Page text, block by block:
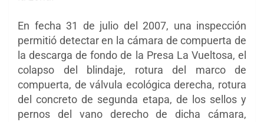
En fecha 31 de julio del 2007, una inspección
permitió detectar en la cámara de compuerta de
la descarga de fondo de la Presa La Vueltosa, el
colapso del blindaje, rotura del marco de
compuerta, de válvula ecológica derecha, rotura
del concreto de segunda etapa, de los sellos y
pernos del vano derecho de dicha cámara,